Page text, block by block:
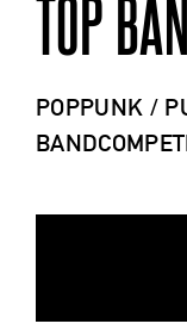
TOP
POPPUNK /